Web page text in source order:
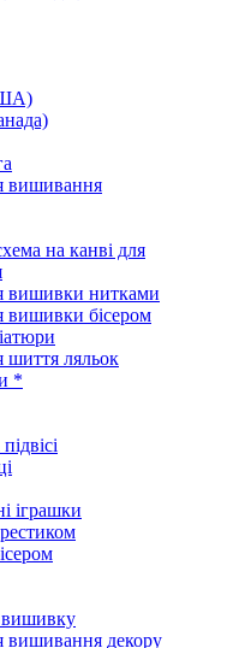
вишивання
на канві для
вишивки нитками
вишивки бісером
шиття ляльок
*
іграшки
вишивання декору